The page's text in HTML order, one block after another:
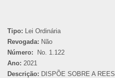
Tipo: Lei Ordinária
Revogada: Não
Número: No. 1.122
Ano: 2021
Descrição: DISPÕE SOBRE A